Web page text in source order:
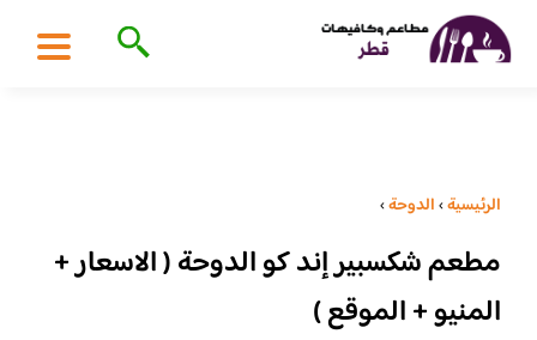
الرئيسية›الدوحة›
مطعم شكسبير إند كو الدوحة ( الاسعار +
المنيو + الموقع )